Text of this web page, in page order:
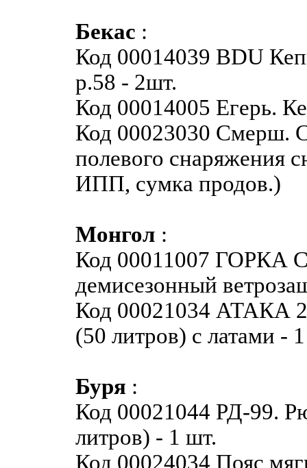
Бекас :
Код 00014039 BDU
р.58 - 2шт.
Код 00014005 Егерь.
Код 00023030 Смерш.
полевого снаряжения
ИПП, сумка продов.)
Монгол :
Код 00011007 ГОРКА
демисезонный
Код 00021034 АТАКА
(50 литров) с латами -
Буря :
Код 00021044 РД-99.
литров) - 1 шт.
Код 00024034 Пояс